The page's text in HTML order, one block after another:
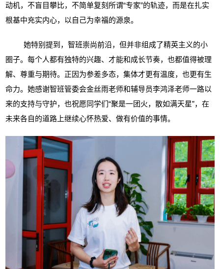
动机，不盲目攀比，不简单复刻所谓“专家”的轨迹，而是在扎实
根基中充实内心，以自己为幸福的源泉。
她特别提到，智班崇尚前沿，但并非组成了精英主义的小
圈子。每个人都有独特的兴趣、才能和成长节奏，也都值得被理
解、尊重与期待。正因为参差多态，集体才更有温度，也更有生
命力。她感谢智班管委会金丝雨老师和辅导员李鸿泽老师一路以
来的支持与守护，也祝愿同学们“聚是一团火，散如满天星”，在
未来各自的道路上继续心怀热爱、做有价值的事情。